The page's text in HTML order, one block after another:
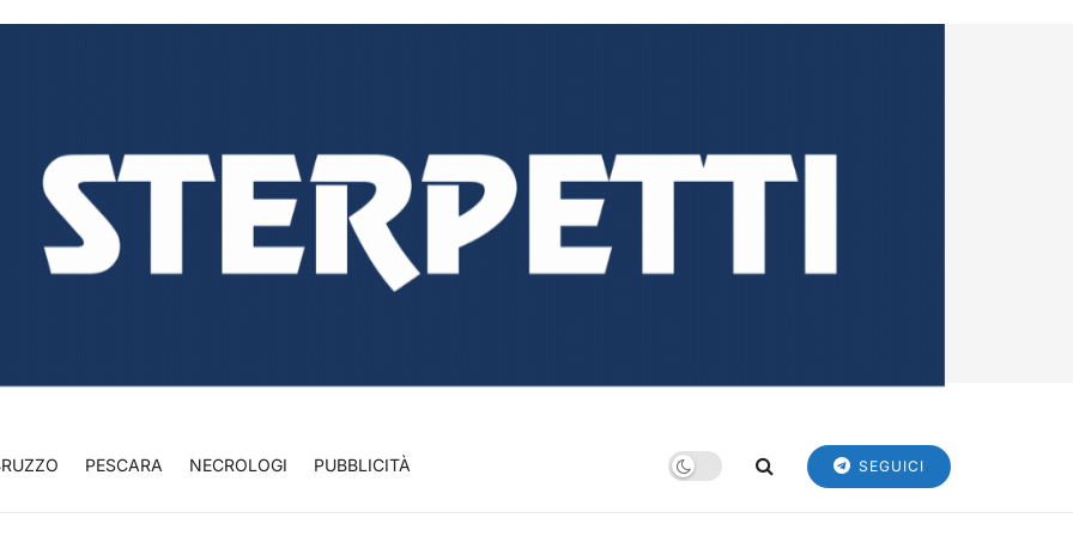
PESCARA NECROLOGI PUBBLICITÀ SEGUICI